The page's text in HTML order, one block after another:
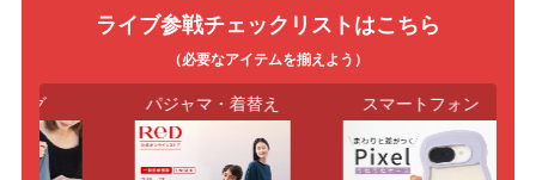
ライブ参戦チェックリストはこちら
（必要なアイテムを揃えよう）
パジャマ・着替え スマートフォン